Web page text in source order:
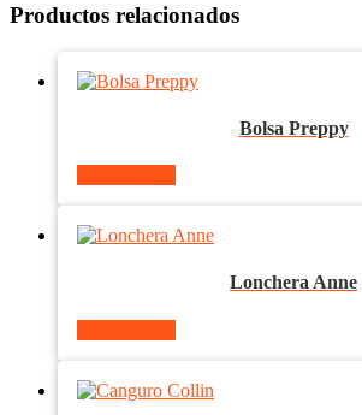
Productos relacionados
Bolsa Preppy
Lonchera Anne